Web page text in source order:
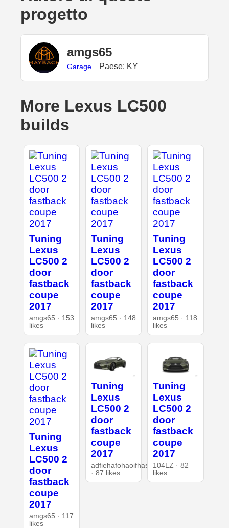
progetto
amgs65
Garage Paese: KY
More Lexus LC500
builds
Tuning
Lexus
LC500 2
door
fastback
coupe
2017
amgs65 · 153
likes
Tuning
Lexus
LC500 2
door
fastback
coupe
2017
amgs65 · 148
likes
Tuning
Lexus
LC500 2
door
fastback
coupe
2017
amgs65 · 118
likes
Tuning
Lexus
LC500 2
door
fastback
coupe
2017
amgs65 · 117
likes
Tuning
Lexus
LC500 2
door
fastback
coupe
2017
adfiehafohaoifhasd
· 87 likes
Tuning
Lexus
LC500 2
door
fastback
coupe
2017
104LZ · 82
likes